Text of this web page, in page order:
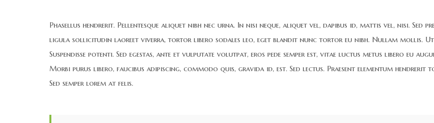
Phasellus hendrerit. Pellentesque aliquet nibh nec urna. In nisi neque, aliquet vel, dapibus id, mattis vel, nisi. Sed
ligula sollicitudin laoreet viverra, tortor libero sodales leo, eget blandit nunc tortor eu nibh. Nullam mollis.
Suspendisse potenti. Sed egestas, ante et vulputate volutpat, eros pede semper est, vitae luctus metus libero eu
Morbi purus libero, faucibus adipiscing, commodo quis, gravida id, est. Sed lectus. Praesent elementum hendrerit
Sed semper lorem at felis.